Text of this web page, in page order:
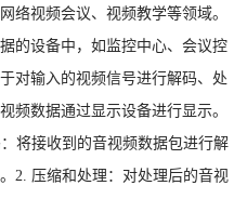
络视频会议、视频教学等领域。
的设备中，如监控中心、会议控
对输入的视频信号进行解码、处
频数据通过显示设备进行显示。
将接收到的音视频数据包进行解
2. 压缩和处理：对处理后的音视